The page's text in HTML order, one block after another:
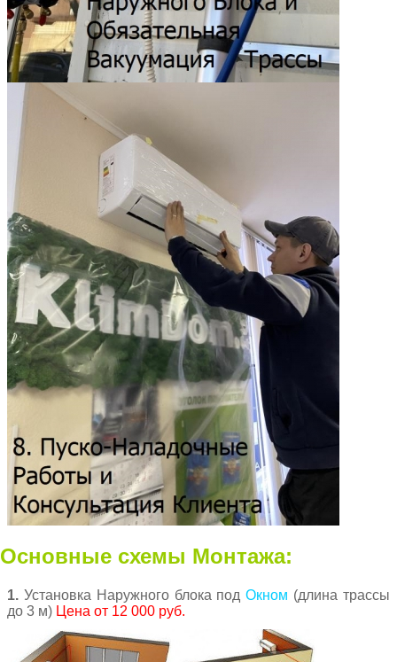
Основные схемы Монтажа:
1. Установка Наружного блока подОкном (длина трассы
до 3 м) Цена от 12 000 руб.